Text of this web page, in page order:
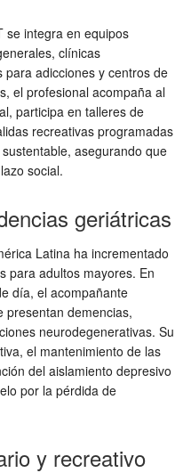
se integra en equipos
clínicas
adicciones y centros de
el profesional acompaña al
participa en talleres de
recreativas programadas
asegurando que
social.
geriátricas
Latina ha incrementado
para adultos mayores. En
día, el acompañante
presentan demencias,
neurodegenerativas. Su
el mantenimiento de las
del aislamiento depresivo
por la pérdida de
y recreativo